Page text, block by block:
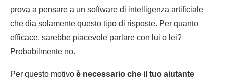
prova a pensare a un software di intelligenza artificiale
che dia solamente questo tipo di risposte. Per quanto
efficace, sarebbe piacevole parlare con lui o lei?
Probabilmente no.
Per questo motivo è necessario che il tuo aiutante